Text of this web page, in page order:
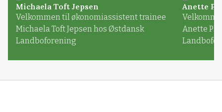
Michaela Toft Jepsen
Velkommen til økonomiassistent trainee
Michaela Toft Jepsen hos Østdansk
Landboforening
Anette
Anette